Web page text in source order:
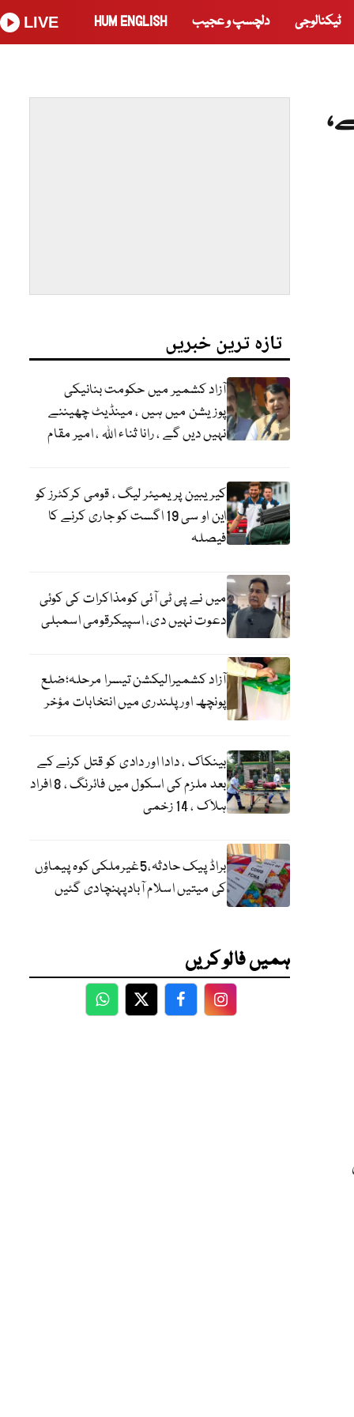
ٹیکنالوجی دلچسپ و عجیب HUM ENGLISH
LIVE
تازہ ترین خبریں
آزاد کشمیر میں حکومت بنانیکی
پوزیشن میں ہیں ، مینڈیٹ چھیننے
نہیں دیں گے ، رانا ثناء اللہ ، امیر مقام
کیریبین پریمیئر لیگ ، قومی کرکٹرز کو
این او سی 19 اگست کو جاری کرنے کا
فیصلہ
میں نے پی ٹی آئی کومذاکرات کی کوئی
دعوت نہیں دی، اسپیکرقومی اسمبلی
آزاد کشمیرالیکشن تیسرا مرحلہ؛ضلع
پونچھ اور پلندری میں انتخابات مؤخر
بینکاک ، دادا اور دادی کو قتل کرنے کے
بعد ملزم کی اسکول میں فائرنگ ، 8 افراد
ہلاک ، 14 زخمی
براڈ پیک حادثہ،5غیرملکی کوہ پیماؤں
کی میتیں اسلام آبادپہنچادی گئیں
ہمیں فالو کریں
WhatsApp
TwitterFacebookFacebook